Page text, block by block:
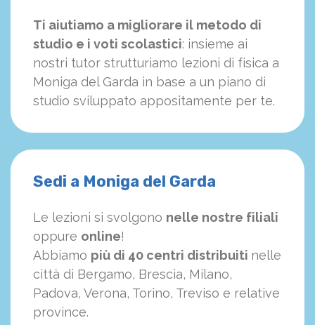
Ti aiutiamo a migliorare il metodo di
studio e i voti scolastici: insieme ai
nostri tutor strutturiamo lezioni di fisica a
Moniga del Garda in base a un piano di
studio sviluppato appositamente per te.
Sedi a Moniga del Garda
Le lezioni si svolgono nelle nostre filiali
oppure online!
Abbiamo più di 40 centri distribuiti nelle
città di Bergamo, Brescia, Milano,
Padova, Verona, Torino, Treviso e relative
province.